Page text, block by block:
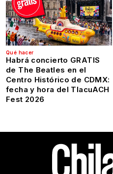
Qué hacer
Habrá concierto GRATIS
de The Beatles en el
Centro Histórico de CDMX:
fecha y hora del TlacuACH
Fest 2026